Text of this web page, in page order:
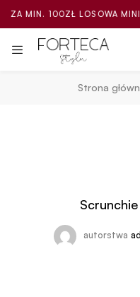
ZA MIN. 100ZŁ LOSOWA MINI
Strona
autorstwa